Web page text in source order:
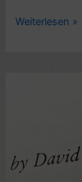
Sachbuchkritik:
New
India,
Weiterlesen »